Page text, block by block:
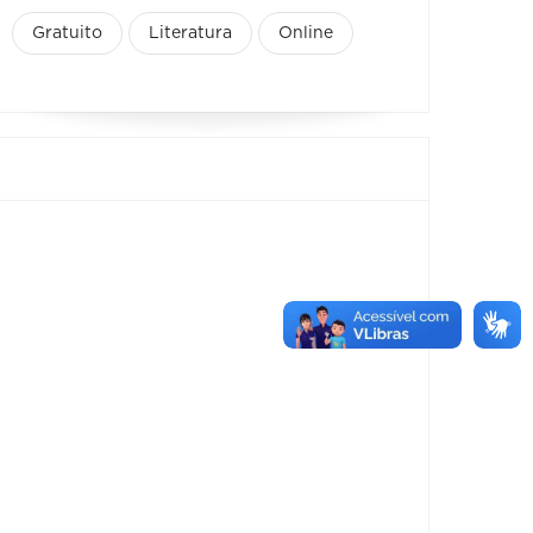
Gratuito Literatura Online